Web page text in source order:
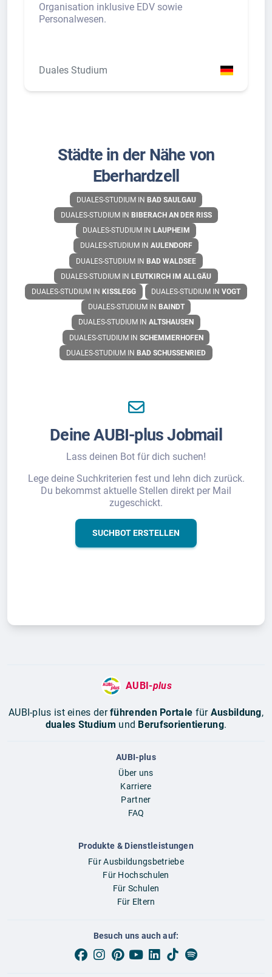
Organisation inklusive EDV sowie
Personalwesen.
Duales Studium
Städte in der Nähe von
Eberhardzell
DUALES-STUDIUM IN BAD SAULGAU
DUALES-STUDIUM IN BIBERACH AN DER RISS
DUALES-STUDIUM IN LAUPHEIM
DUALES-STUDIUM IN AULENDORF
DUALES-STUDIUM IN BAD WALDSEE
DUALES-STUDIUM IN LEUTKIRCH IM ALLGÄU
DUALES-STUDIUM IN KISSLEGG DUALES-STUDIUM INVOGT
DUALES-STUDIUM IN BAINDT
DUALES-STUDIUM IN ALTSHAUSEN
DUALES-STUDIUM IN SCHEMMERHOFEN
DUALES-STUDIUM IN BAD SCHUSSENRIED
Deine AUBI-plus Jobmail
Lass deinen Bot für dich suchen!
Lege deine Suchkriterien fest und lehn dich zurück.
Du bekommst aktuelle Stellen direkt per Mail
zugeschickt.
SUCHBOT ERSTELLEN
AUBI-plus
AUBI-plus ist eines derführenden Portale für Ausbildung,
duales Studium und Berufsorientierung.
AUBI-plus
Über uns
Karriere
Partner
FAQ
Produkte & Dienstleistungen
Für Ausbildungsbetriebe
Für Hochschulen
Für Schulen
Für Eltern
Besuch uns auch auf: